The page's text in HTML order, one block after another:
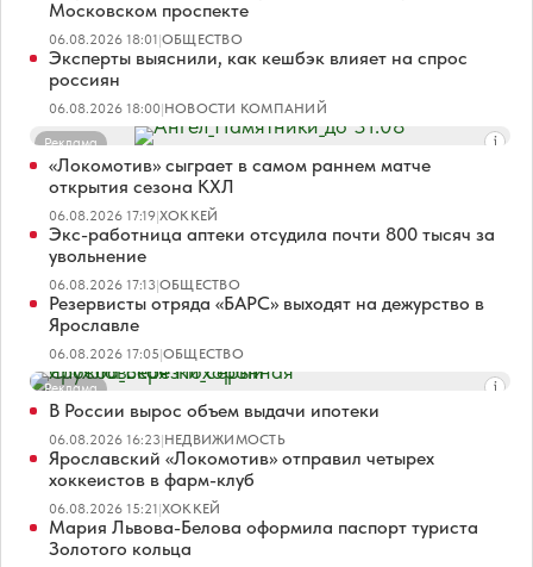
Московском проспекте
06.08.2026 18:01|ОБЩЕСТВО
Эксперты выяснили, как кешбэк влияет на спрос
россиян
06.08.2026 18:00|НОВОСТИ КОМПАНИЙ
Реклама
«Локомотив» сыграет в самом раннем матче
открытия сезона КХЛ
06.08.2026 17:19|ХОККЕЙ
Экс-работница аптеки отсудила почти 800 тысяч за
увольнение
06.08.2026 17:13|ОБЩЕСТВО
Резервисты отряда «БАРС» выходят на дежурство в
Ярославле
06.08.2026 17:05|ОБЩЕСТВО
Реклама
В России вырос объем выдачи ипотеки
06.08.2026 16:23|НЕДВИЖИМОСТЬ
Ярославский «Локомотив» отправил четырех
хоккеистов в фарм-клуб
06.08.2026 15:21|ХОККЕЙ
Мария Львова-Белова оформила паспорт туриста
Золотого кольца